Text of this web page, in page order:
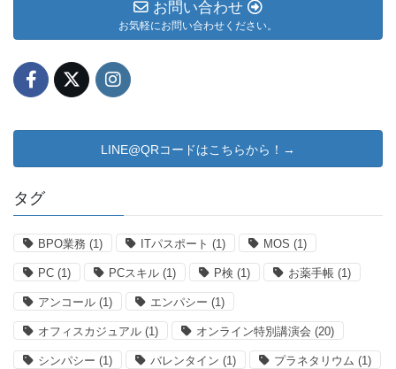
お問い合わせ
お気軽にお問い合わせください。
LINE@QRコードはこちらから！→
タグ
BPO業務 (1) ITパスポート (1) MOS (1)
PC (1) PCスキル (1) P検 (1) お薬手帳 (1)
アンコール (1) エンパシー (1)
オフィスカジュアル (1) オンライン特別講演会 (20)
シンパシー (1) バレンタイン (1) プラネタリウム (1)